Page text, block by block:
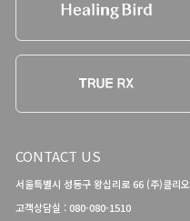
CONTACT US
서울특별시 성동구 왕십리로 66 (주)클리오
고객상담실 : 080-080-1510